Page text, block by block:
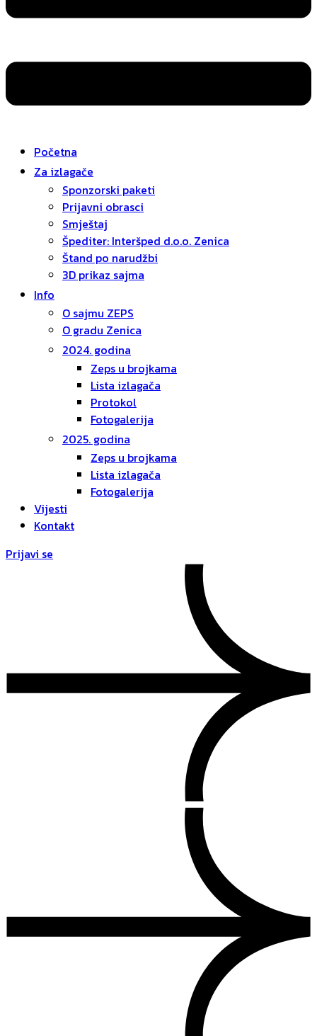
Početna
Za izlagače
Sponzorski paketi
Prijavni obrasci
Smještaj
Špediter: Interšped d.o.o. Zenica
Štand po narudžbi
3D prikaz sajma
Info
O sajmu ZEPS
O gradu Zenica
2024. godina
Zeps u brojkama
Lista izlagača
Protokol
Fotogalerija
2025. godina
Zeps u brojkama
Lista izlagača
Fotogalerija
Vijesti
Kontakt
Prijavi se